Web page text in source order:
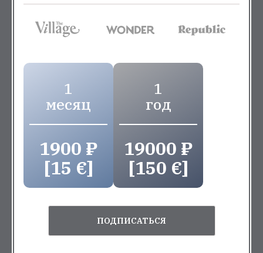
1
месяц
1900 ₽
[15 €]
1
год
19000 ₽
[150 €]
ПОДПИСАТЬСЯ